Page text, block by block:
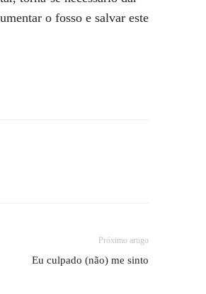
o fosso e salvar este
Próximo artigo
Eu culpado (não) me sinto